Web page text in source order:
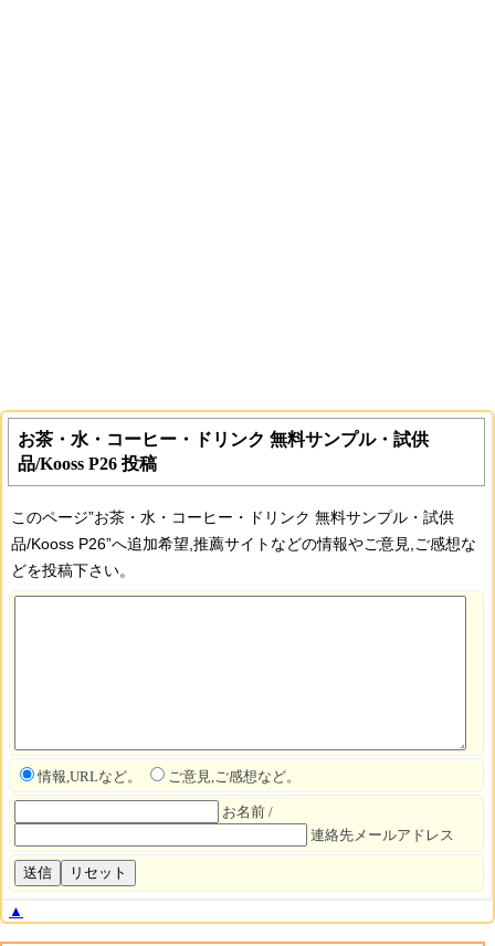
お茶・水・コーヒー・ドリンク 無料サンプル・試供
品/Kooss P26 投稿
このページ”お茶・水・コーヒー・ドリンク 無料サンプル・試供
品/Kooss P26”へ追加希望,推薦サイトなどの情報やご意見,ご感想な
どを投稿下さい。
情報,URLなど。 ご意見,ご感想など。
お名前 /
連絡先メールアドレス
▲